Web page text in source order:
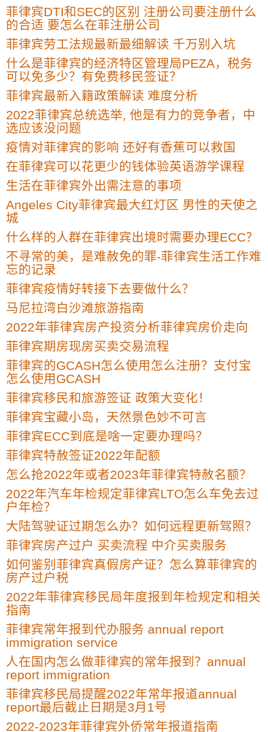
菲律宾DTI和SEC的区别 注册公司要注册什么
的合适 要怎么在菲注册公司
菲律宾劳工法规最新最细解读 千万别入坑
什么是菲律宾的经济特区管理局PEZA，税务
可以免多少？有免费移民签证？
菲律宾最新入籍政策解读 难度分析
2022菲律宾总统选举, 他是有力的竞争者，中
选应该没问题
疫情对菲律宾的影响 还好有香蕉可以救国
在菲律宾可以花更少的钱体验英语游学课程
生活在菲律宾外出需注意的事项
Angeles City菲律宾最大红灯区 男性的天使之
城
什么样的人群在菲律宾出境时需要办理ECC？
不寻常的美，是难赦免的罪-菲律宾生活工作难
忘的记录
菲律宾疫情好转接下去要做什么？
马尼拉湾白沙滩旅游指南
2022年菲律宾房产投资分析菲律宾房价走向
菲律宾期房现房买卖交易流程
菲律宾的GCASH怎么使用怎么注册？支付宝
怎么使用GCASH
菲律宾移民和旅游签证 政策大变化！
菲律宾宝藏小岛，天然景色妙不可言
菲律宾ECC到底是啥一定要办理吗？
菲律宾特赦签证2022年配额
怎么抢2022年或者2023年菲律宾特赦名额？
2022年汽车年检规定菲律宾LTO怎么车免去过
户年检？
大陆驾驶证过期怎么办？如何远程更新驾照？
菲律宾房产过户 买卖流程 中介买卖服务
如何鉴别菲律宾真假房产证？怎么算菲律宾的
房产过户税
2022年菲律宾移民局年度报到年检规定和相关
指南
菲律宾常年报到代办服务 annual report
immigration service
人在国内怎么做菲律宾的常年报到？annual
report immigration
菲律宾移民局提醒2022年常年报道annual
report最后截止日期是3月1号
2022-2023年菲律宾外侨常年报道指南